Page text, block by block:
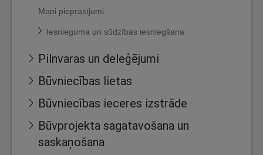
Mani pieprasījumi
Iesnieguma un sūdzības iesniegšana
Pilnvaras un deleģējumi
Būvniecības lietas
Būvniecības ieceres izstrāde
Būvprojekta sagatavošana un
saskaņošana